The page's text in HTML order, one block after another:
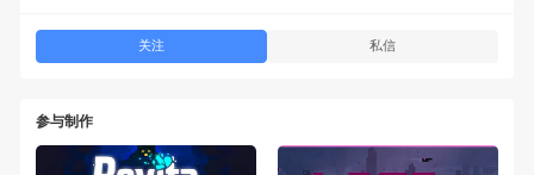
参与制作
关注 私信